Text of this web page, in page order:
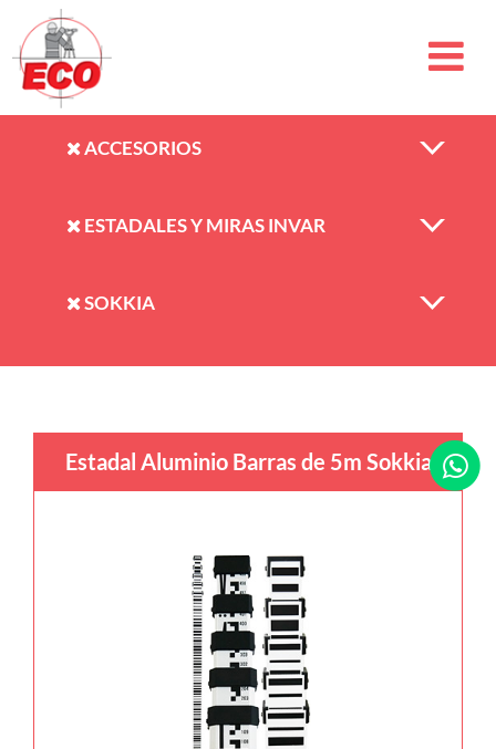
ACCESORIOS
ESTADALES Y MIRAS INVAR
SOKKIA
Estadal Aluminio Barras de 5m Sokkia